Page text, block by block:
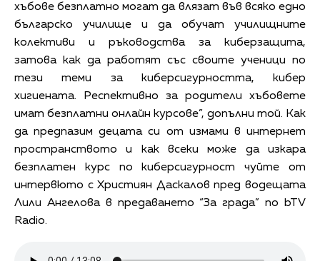
хъбове безплатно могат да влязат във всяко едно
българско училище и да обучат училищните
колективи и ръководства за киберзащита,
затова как да работят със своите ученици по
тези теми за киберсигурността, кибер
хигиената. Респективно за родители хъбовете
имат безплатни онлайн курсове”, допълни той. Как
да предпазим децата си от измами в интернет
пространството и как всеки може да изкара
безплатен курс по киберсигурност чуйте от
интервюто с Християн Даскалов пред водещата
Лили Ангелова в предаването “За града” по bTV
Radio.